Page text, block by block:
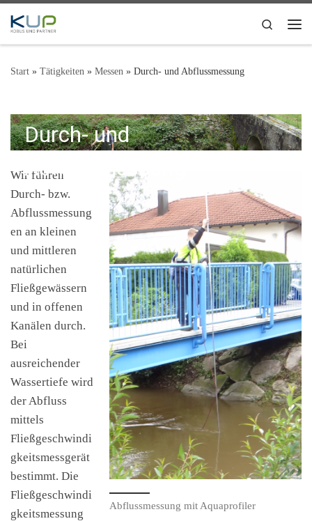
Zum Inhalt springen
Search
Start » Tätigkeiten » Messen » Durch- und Abflussmessung
Durch- und
Abflussmessung
Abflussmessung mit Aquaprofiler
Wir führen
Durch- bzw.
Abflussmessung
en an kleinen
und mittleren
natürlichen
Fließgewässern
und in offenen
Kanälen durch.
Bei
ausreichender
Wassertiefe wird
der Abfluss
mittels
Fließgeschwindi
gkeitsmessgerät
bestimmt. Die
Fließgeschwindi
gkeitsmessung